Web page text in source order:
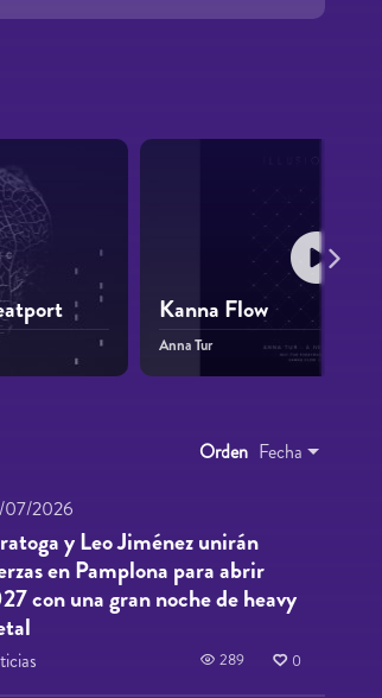
Kanna Flow
Anna Tur
Orden Fecha
2026
y Leo Jiménez unirán
en Pamplona para abrir
con una gran noche de heavy
289 0